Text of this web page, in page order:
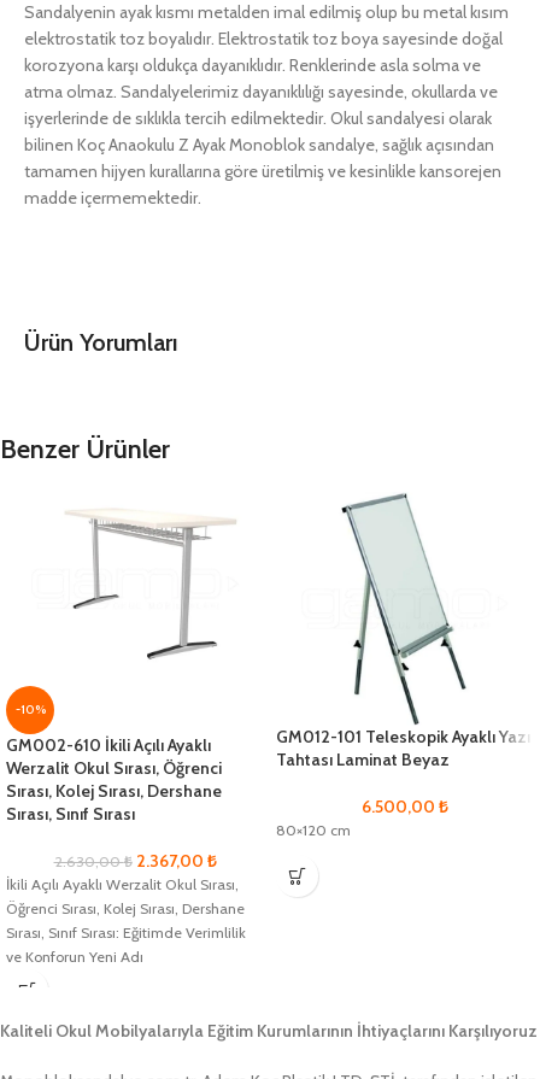
Sandalyenin ayak kısmı metalden imal edilmiş olup bu metal kısım
elektrostatik toz boyalıdır. Elektrostatik toz boya sayesinde doğal
korozyona karşı oldukça dayanıklıdır. Renklerinde asla solma ve
atma olmaz. Sandalyelerimiz dayanıklılığı sayesinde, okullarda ve
işyerlerinde de sıklıkla tercih edilmektedir. Okul sandalyesi olarak
bilinen Koç Anaokulu Z Ayak Monoblok sandalye, sağlık açısından
tamamen hijyen kurallarına göre üretilmiş ve kesinlikle kansorejen
madde içermemektedir.
Ürün Yorumları
Benzer Ürünler
-10%
GM002-610 İkili Açılı Ayaklı
Werzalit Okul Sırası, Öğrenci
Sırası, Kolej Sırası, Dershane
Sırası, Sınıf Sırası
2.630,00₺ 2.367,00 ₺
İkili Açılı Ayaklı Werzalit Okul Sırası,
Öğrenci Sırası, Kolej Sırası, Dershane
Sırası, Sınıf Sırası: Eğitimde Verimlilik
ve Konforun Yeni Adı
GM012-101 Teleskopik Ayaklı Yazı
Tahtası Laminat Beyaz
6.500,00 ₺
80×120 cm
Kaliteli Okul Mobilyalarıyla Eğitim Kurumlarının İhtiyaçlarını Karşılıyoruz